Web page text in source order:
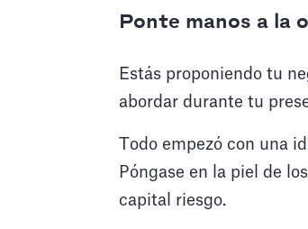
Ponte manos a la
Estás proponiendo tu
abordar durante tu
Todo empezó con una
Póngase en la piel de
capital riesgo.